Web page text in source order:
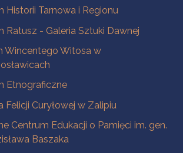
Historii Tarnowa i Regionu
Ratusz - Galeria Sztuki Dawnej
Wincentego Witosa w
Etnograficzne
Felicji Curyłowej w Zalipiu
Centrum Edukacji o Pamięci im. gen.
Baszaka